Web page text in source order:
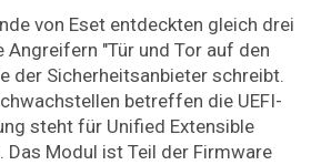
von Eset entdeckten gleich drei
Angreifern "Tür und Tor auf den
der Sicherheitsanbieter schreibt.
betreffen die UEFI-
steht für Unified Extensible
Das Modul ist Teil der Firmware